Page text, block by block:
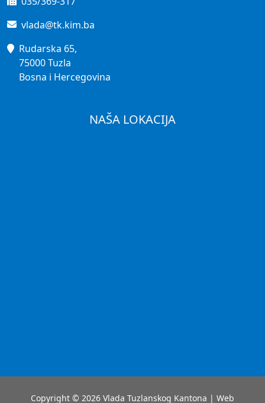
vlada@tk.kim.ba
Rudarska 65,
75000 Tuzla
Bosna i Hercegovina
NAŠA LOKACIJA
Copyright © 2026 Vlada Tuzlanskog Kantona | Web